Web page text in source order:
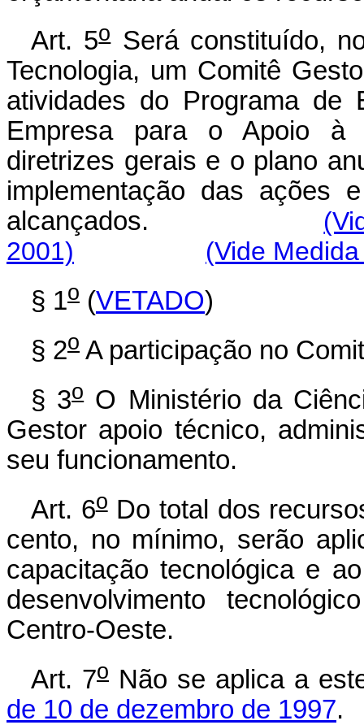
Art. 5oSerá constituído,
Tecnologia, um Comitê
atividades do Programa de
Empresa para o Apoio à
diretrizes gerais e o plano
implementação das ações
alcançados.
2001)
(Vide
§ 1o (VETADO)
§ 2o A participação no
§ 3oO Ministério da
Gestor apoio técnico,
seu funcionamento.
Art. 6oDo total dos
cento, no mínimo, serão
capacitação tecnológica e
desenvolvimento
Centro-Oeste.
Art. 7o Não se aplica a
de 10 de dezembro de 1997.